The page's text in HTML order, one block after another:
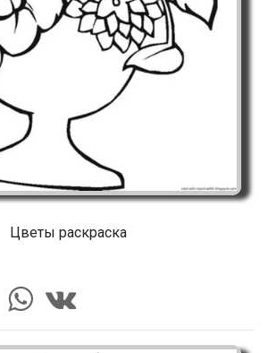
Цветы раскраска